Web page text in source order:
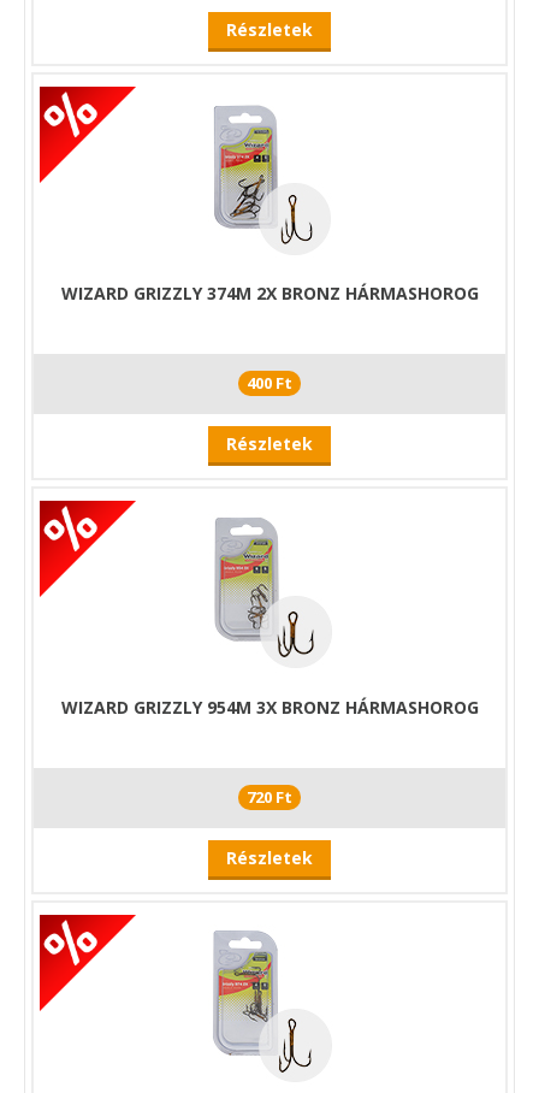
Részletek
WIZARD GRIZZLY 374M 2X BRONZ HÁRMASHOROG
400 Ft
Részletek
WIZARD GRIZZLY 954M 3X BRONZ HÁRMASHOROG
720 Ft
Részletek